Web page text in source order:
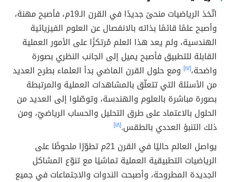
اتّخذ الرياضيات منحىً جديدًا في القرن الـ19م، فأصبح مهنة،
وأصبح علمًا قائمًا بذاته بالانفصال عن العلوم الفيزيائية
الهندسية، ولم يعد هذا العلم مُرتكزًا على الأمور العملية
القابلة للتطبيق فأصبح يميل إلى الجانب النظري بصورة
واضحة،[١٧]
ومع حلول القرن الماضي بدأ العلماء بطرح العديد
من الأسئلة التي تتعلّق بالمشاهدات العملية والمرتبطة
بصورة مباشرة بالعلوم والهندسة، وتوصّلوا إلى العديد من
الحلول بالاعتماد على طرق التحليل والحساب الرياضيّ، ومن
ذلك التنبؤ العددي بالطقس.[١٨]
يواصل العالم حاليًا في القرن 21م تطوّرًا ملحوظًا على
الرياضيات التطبيقية العملية تماشيًا مع تنوّع المشاكل
الجديدة المطروحة، وأصبحت الندوات والاجتماعات في جميع